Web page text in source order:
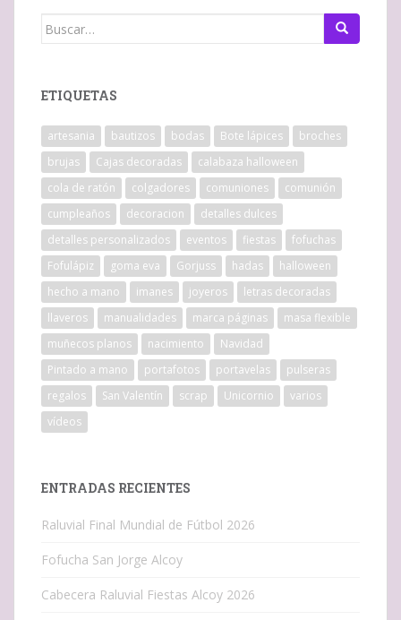
Buscar:
ETIQUETAS
artesania bautizos bodas Bote lápices
broches
brujas
Cajas decoradas
calabaza halloween
cola de ratón
colgadores comuniones
comunión
cumpleaños
decoracion
detalles dulces
detalles personalizados
eventos fiestas
fofuchas
Fofulápiz
goma eva Gorjuss hadas
halloween
hecho a mano
imanes joyeros
letras decoradas
llaveros
manualidades marca páginas
masa flexible
muñecos planos
nacimiento
Navidad
Pintado a mano
portafotos portavelas
pulseras
regalos
San Valentín scrap Unicornio
varios
vídeos
ENTRADAS RECIENTES
Raluvial Final Mundial de Fútbol 2026
Fofucha San Jorge Alcoy
Cabecera Raluvial Fiestas Alcoy 2026